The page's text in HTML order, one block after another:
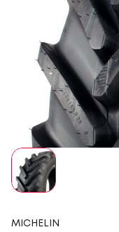
MICHELIN